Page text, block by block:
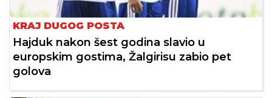
KRAJ DUGOG POSTA
Hajduk nakon šest godina slavio u
europskim gostima, Žalgirisu zabio pet
golova